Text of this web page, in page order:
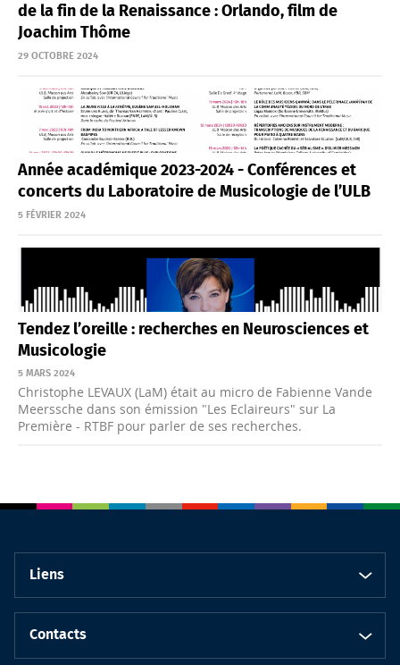
de la fin de la Renaissance : Orlando, film de
Joachim Thôme
29 OCTOBRE 2024
Année académique 2023-2024 - Conférences et
concerts du Laboratoire de Musicologie de l’ULB
5 FÉVRIER 2024
Tendez l’oreille : recherches en Neurosciences et
Musicologie
5 MARS 2024
Christophe LEVAUX (LaM) était au micro de Fabienne Vande
Meerssche dans son émission "Les Eclaireurs" sur La
Première - RTBF pour parler de ses recherches.
Liens
Contacts